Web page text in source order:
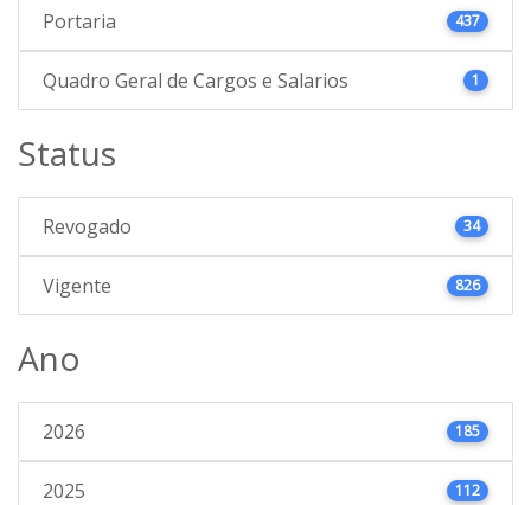
Portaria 437
Quadro Geral de Cargos e Salarios 1
Status
Revogado 34
Vigente 826
Ano
2026 185
2025 112